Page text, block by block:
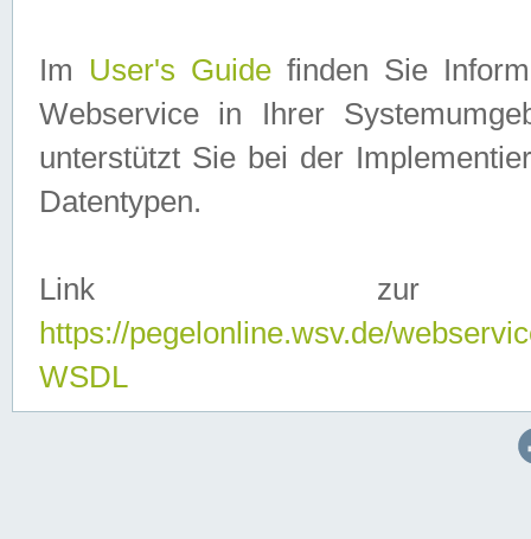
Im User's Guidefinden Sie
Webservice in Ihrer
unterstützt Sie bei der
Datentypen.
Link zur
https://pegelonline.wsv.de/
WSDL